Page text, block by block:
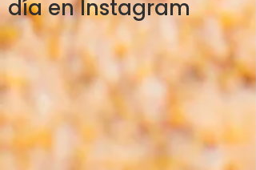
día en Instagram